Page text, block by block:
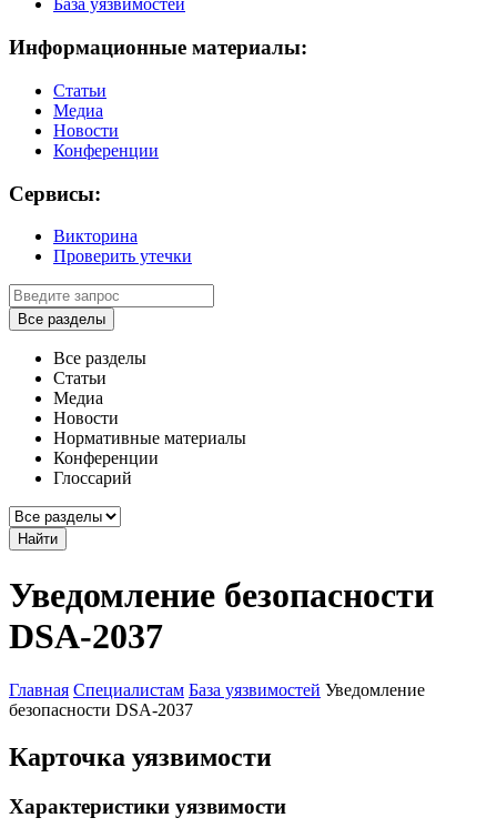
База уязвимостей
Информационные материалы:
Статьи
Медиа
Новости
Конференции
Сервисы:
Викторина
Проверить утечки
Все разделы
Все разделы
Статьи
Медиа
Новости
Нормативные материалы
Конференции
Глоссарий
Найти
Уведомление безопасности
DSA-2037
Главная Специалистам База уязвимостей Уведомление
безопасности DSA-2037
Карточка уязвимости
Характеристики уязвимости